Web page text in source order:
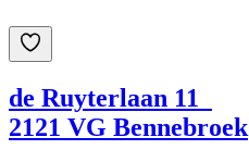
de Ruyterlaan 11
2121 VG Bennebroek